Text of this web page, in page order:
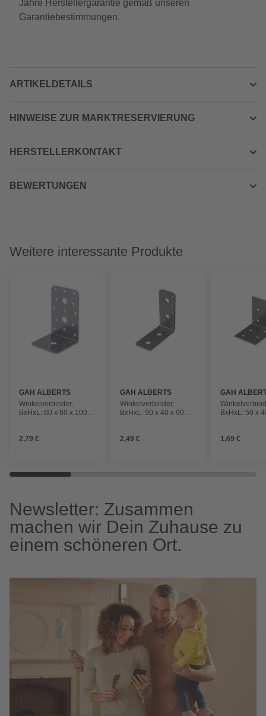
Jahre Herstellergarantie gemäß unseren
Garantiebestimmungen.
ARTIKELDETAILS
HINWEISE ZUR MARKTRESERVIERUNG
HERSTELLERKONTAKT
BEWERTUNGEN
Weitere interessante Produkte
GAH ALBERTS
Winkelverbinder,
BxHxL: 60 x 60 x 100
2,79 €
GAH ALBERTS
Winkelverbinder,
BxHxL: 90 x 40 x 90
2,49 €
GAH
BxHxL: 50 x
1,69 €
Newsletter: Zusammen
machen wir Dein Zuhause zu
einem schöneren Ort.